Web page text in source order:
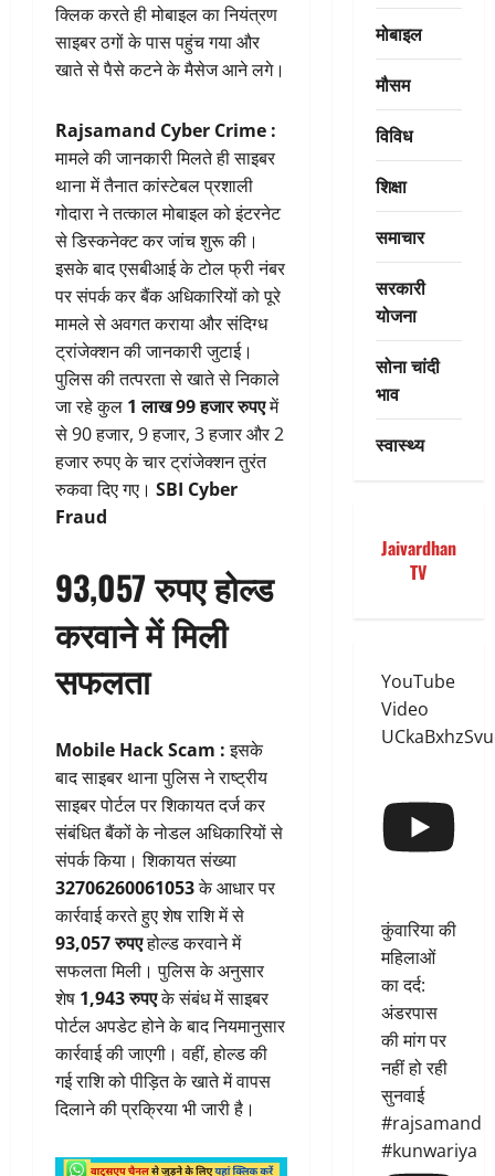
क्लिक करते ही मोबाइल का नियंत्रण
साइबर ठगों के पास पहुंच गया और
खाते से पैसे कटने के मैसेज आने लगे।
Rajsamand Cyber Crime :
मामले की जानकारी मिलते ही साइबर
थाना में तैनात कांस्टेबल प्रशाली
गोदारा ने तत्काल मोबाइल को इंटरनेट
से डिस्कनेक्ट कर जांच शुरू की।
इसके बाद एसबीआई के टोल फ्री नंबर
पर संपर्क कर बैंक अधिकारियों को पूरे
मामले से अवगत कराया और संदिग्ध
ट्रांजेक्शन की जानकारी जुटाई।
पुलिस की तत्परता से खाते से निकाले
जा रहे कुल 1 लाख 99 हजार रुपएमें
से 90 हजार, 9 हजार, 3 हजार और 2
हजार रुपए के चार ट्रांजेक्शन तुरंत
रुकवा दिए गए। SBI Cyber
Fraud
93,057 रुपए होल्ड
करवाने में मिली
सफलता
Mobile Hack Scam :इसके
बाद साइबर थाना पुलिस ने राष्ट्रीय
साइबर पोर्टल पर शिकायत दर्ज कर
संबंधित बैंकों के नोडल अधिकारियों से
संपर्क किया। शिकायत संख्या
32706260061053के आधार पर
कार्रवाई करते हुए शेष राशि में से
93,057 रुपएहोल्ड करवाने में
सफलता मिली। पुलिस के अनुसार
शेष 1,943 रुपएके संबंध में साइबर
पोर्टल अपडेट होने के बाद नियमानुसार
कार्रवाई की जाएगी। वहीं, होल्ड की
गई राशि को पीड़ित के खाते में वापस
दिलाने की प्रक्रिया भी जारी है।
मोबाइल
मौसम
विविध
शिक्षा
समाचार
सरकारी
योजना
सोना चांदी
भाव
स्वास्थ्य
Jaivardhan
TV
YouTube
Video
कुंवारिया की
महिलाओं
का दर्द:
अंडरपास
की मांग पर
नहीं हो रही
सुनवाई
#rajsamand
#kunwariya